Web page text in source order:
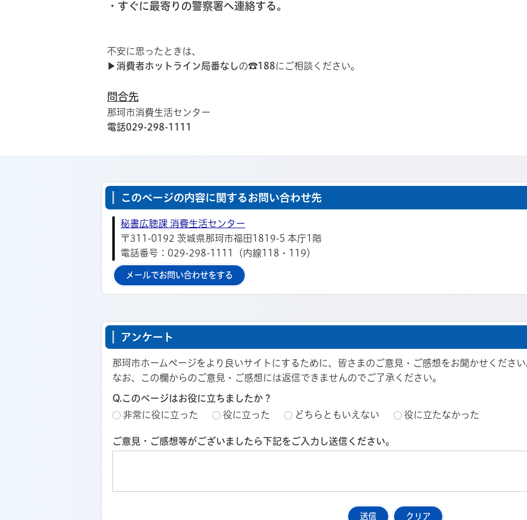
・すぐに最寄りの警察署へ連絡する。
不安に思ったときは、
▶消費者ホットライン局番なしの☎188にご相談ください。
問合先
那珂市消費生活センター
電話029-298-1111
このページの内容に関するお問い合わせ先
秘書広聴課 消費生活センター
〒311-0192 茨城県那珂市福田1819-5 本庁1階
電話番号：029-298-1111（内線118・119）
メールでお問い合わせをする
アンケート
那珂市ホームページをより良いサイトにするために、皆さまのご意見・ご感想をお聞かせくださ
なお、この欄からのご意見・ご感想には返信できませんのでご了承ください。
Q.このページはお役に立ちましたか？
非常に役に立った
役に立った どちらともいえない 役に立たなかった
ご意見・ご感想等がございましたら下記をご入力し送信ください。